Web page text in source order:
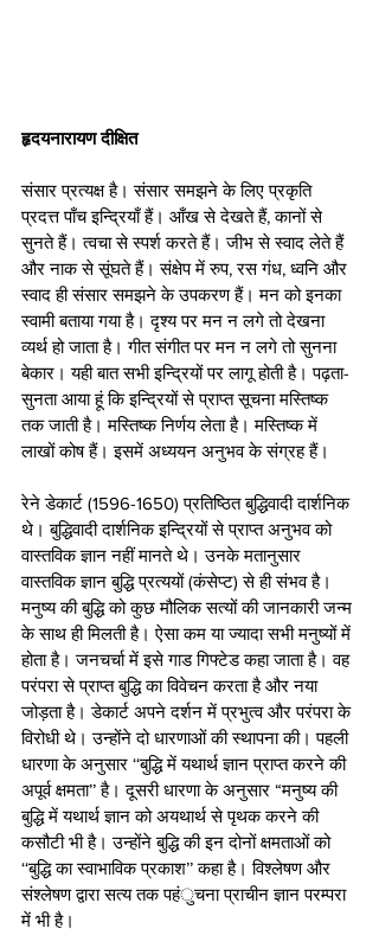
हृदयनारायण दीक्षित
संसार प्रत्यक्ष है। संसार समझने के लिए प्रकृति
प्रदत्त पाँच इन्द्रियाँ हैं। आँख से देखते हैं, कानों से
सुनते हैं। त्वचा से स्पर्श करते हैं। जीभ से स्वाद लेते हैं
और नाक से सूंघते हैं। संक्षेप में रुप, रस गंध, ध्वनि और
स्वाद ही संसार समझने के उपकरण हैं। मन को इनका
स्वामी बताया गया है। दृश्य पर मन न लगे तो देखना
व्यर्थ हो जाता है। गीत संगीत पर मन न लगे तो सुनना
बेकार। यही बात सभी इन्द्रियों पर लागू होती है। पढ़ता-
सुनता आया हूं कि इन्द्रियों से प्राप्त सूचना मस्तिष्क
तक जाती है। मस्तिष्क निर्णय लेता है। मस्तिष्क में
लाखों कोष हैं। इसमें अध्ययन अनुभव के संग्रह हैं।
रेने डेकार्ट (1596-1650) प्रतिष्ठित बुद्धिवादी दार्शनिक
थे। बुद्धिवादी दार्शनिक इन्द्रियों से प्राप्त अनुभव को
वास्तविक ज्ञान नहीं मानते थे। उनके मतानुसार
वास्तविक ज्ञान बुद्धि प्रत्ययों (कंसेप्ट) से ही संभव है।
मनुष्य की बुद्धि को कुछ मौलिक सत्यों की जानकारी जन्म
के साथ ही मिलती है। ऐसा कम या ज्यादा सभी मनुष्यों में
होता है। जनचर्चा में इसे गाड गिफ्टेड कहा जाता है। वह
परंपरा से प्राप्त बुद्धि का विवेचन करता है और नया
जोड़ता है। डेकार्ट अपने दर्शन में प्रभुत्व और परंपरा के
विरोधी थे। उन्होंने दो धारणाओं की स्थापना की। पहली
धारणा के अनुसार ‘‘बुद्धि में यथार्थ ज्ञान प्राप्त करने की
अपूर्व क्षमता’’ है। दूसरी धारणा के अनुसार “मनुष्य की
बुद्धि में यथार्थ ज्ञान को अयथार्थ से पृथक करने की
कसौटी भी है। उन्होंने बुद्धि की इन दोनों क्षमताओं को
‘‘बुद्धि का स्वाभाविक प्रकाश’’ कहा है। विश्लेषण और
संश्लेषण द्वारा सत्य तक पहंुचना प्राचीन ज्ञान परम्परा
में भी है।